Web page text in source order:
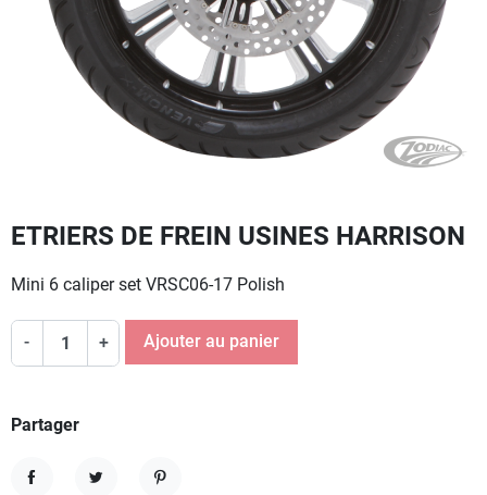
ETRIERS DE FREIN USINES HARRISON
Mini 6 caliper set VRSC06-17 Polish
- + Ajouter au panier
Partager